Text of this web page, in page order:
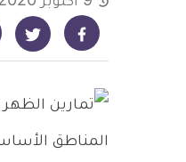
شارك على فيسبوك - ديلي ميديكال انفو شارك على تويتر - ديلي
المناطق